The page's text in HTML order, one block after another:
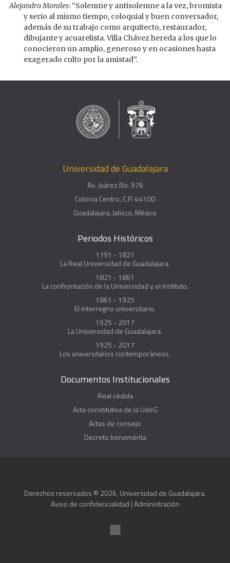
Alejandro Morales: “Solemne y antisolemne a la vez, bromista
y serio al mismo tiempo, coloquial y buen conversador,
además de su trabajo como arquitecto, restaurador,
dibujante y acuarelista. Villa Chávez hereda a los que lo
conocieron un amplio, generoso y en ocasiones hasta
exagerado culto por la amistad”.
Universidad de Guadalajara
Av. Juárez No. 976
Colonia Centro, C.P. 44100
Guadalajara, Jalisco, México
Periodos Históricos
1791 - 1821
La Real Universidad de Guadalajara.
1821 - 1861
La confrontación de la Universidad y el instituto.
1861 - 1925
El interregno universitario.
1925 - 2017
La Universidad de Guadalajara.
1925 - 2017
Los universitarios contemporáneos.
Documentos Institucionales
Real cédula
Acta constitutiva de la UdeG
Actas de consejo
Decreto benemérita
Derechos reservados © 2026, Universidad de Guadalajara.
Aviso de confidencialidad |Administración